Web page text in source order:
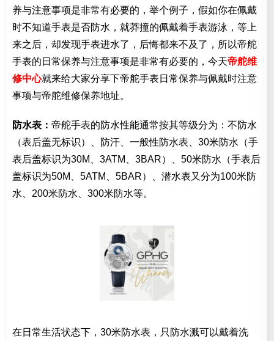
养与注意事项是非常有必要的，举个例子，假如你在佩戴
时不知道手表是否防水，就莽撞的佩戴着手表游泳，等上
来之后，却发现手表进水了，后悔都来不及了，所以帝舵
手表的日常保养与注意事项是非常有必要的，今天帝舵维
修中心就来给大家分享下帝舵手表日常保养与佩戴时注意
事项与帝舵维修保养地址。
防水表： 帝舵手表的防水性能通常按其等级分为：不防水
（表后盖无标识）、防汗、一般性防水表、30米防水（手
表后盖标识为30M、3ATM、3BAR）、50米防水（手表后
盖标识为50M、5ATM、5BAR）、潜水表又分为100米防
水、200米防水、300米防水等。
在日常生活状态下，30米防水表，只防水溅可以戴着洗